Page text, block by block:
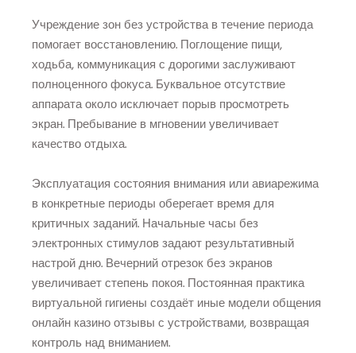
Учреждение зон без устройства в течение периода
помогает восстановлению. Поглощение пищи,
ходьба, коммуникация с дорогими заслуживают
полноценного фокуса. Буквальное отсутствие
аппарата около исключает порыв просмотреть
экран. Пребывание в мгновении увеличивает
качество отдыха.
Эксплуатация состояния внимания или авиарежима
в конкретные периоды оберегает время для
критичных заданий. Начальные часы без
электронных стимулов задают результативный
настрой дню. Вечерний отрезок без экранов
увеличивает степень покоя. Постоянная практика
виртуальной гигиены создаёт иные модели общения
онлайн казино отзывы с устройствами, возвращая
контроль над вниманием.